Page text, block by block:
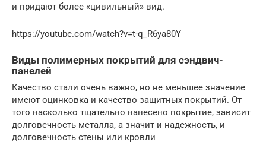
и придают более «цивильный» вид.
https://youtube.com/watch?v=t-q_R6ya80Y
Виды полимерных покрытий для сэндвич-
панелей
Качество стали очень важно, но не меньшее значение
имеют оцинковка и качество защитных покрытий. От
того насколько тщательно нанесено покрытие, зависит
долговечность металла, а значит и надежность, и
долговечность стены или кровли